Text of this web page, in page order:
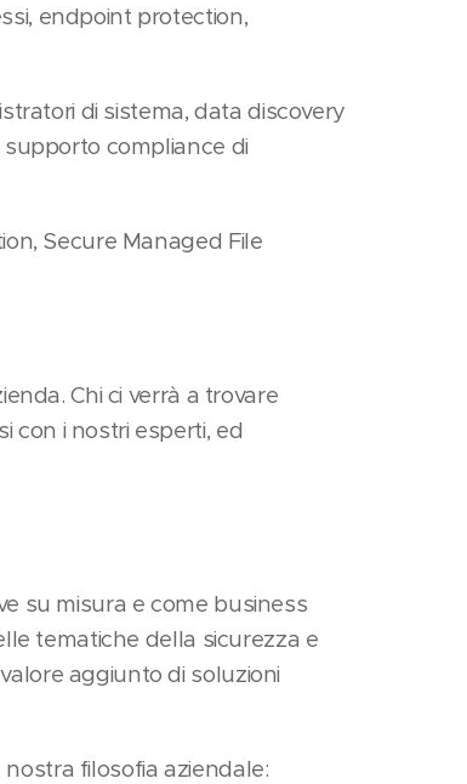
endpoint protection,
di sistema, data discovery
compliance di
Secure Managed File
Chi ci verrà a trovare
con i nostri esperti, ed
su misura e come business
tematiche della sicurezza e
aggiunto di soluzioni
filosofia aziendale: